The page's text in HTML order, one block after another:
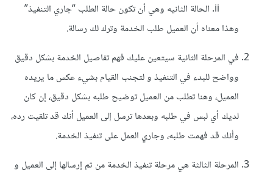
ii. الحالة الثانيه وهي أن تكون حالة الطلب “جاري التنفيذ”
وهذا معناه أن العميل طلب الخدمة وترك لك رسالة.
في المرحلة الثانية سيتعين عليك فهم تفاصيل الخدمة بشكل دقيق
وواضح للبدء في التنفيذ و لتجنب القيام بشيء عكس ما يريده
العميل، وهنا تطلب من العميل توضيح طلبه بشكل دقيق، إن كان
لديك أي لبس في طلبه وبعدها ترسل إلى العميل أنك قد تلقيت رده،
وأنك قد فهمت طلبه، وجاري العمل على تنفيذ الخدمة.
المرحلة الثالثة هي مرحلة تنفيذ الخدمة من ثم إرسالها إلى العميل و